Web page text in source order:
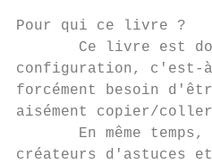
Pour qui ce livre ?
Ce livre est
configuration, c'est-
forcément besoin
aisément copier/
En même temps,
créateurs d'astuces